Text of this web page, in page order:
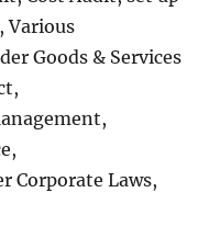
Various
Goods & Services
Corporate Laws,